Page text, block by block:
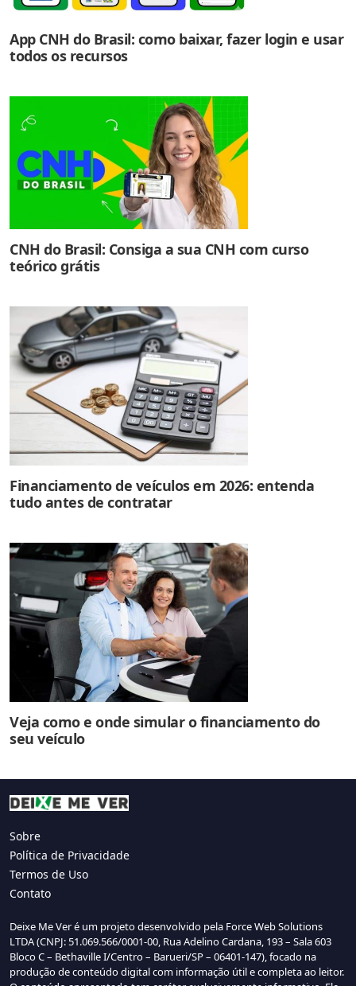
App CNH do Brasil: como baixar, fazer login e usar
todos os recursos
CNH do Brasil: Consiga a sua CNH com curso
teórico grátis
Financiamento de veículos em 2026: entenda
tudo antes de contratar
Veja como e onde simular o financiamento do
seu veículo
Sobre
Política de Privacidade
Termos de Uso
Contato
Deixe Me Ver é um projeto desenvolvido pela Force Web Solutions
LTDA (CNPJ: 51.069.566/0001-00, Rua Adelino Cardana, 193 – Sala 603
Bloco C – Bethaville I/Centro – Barueri/SP – 06401-147), focado na
produção de conteúdo digital com informação útil e completa ao leitor.